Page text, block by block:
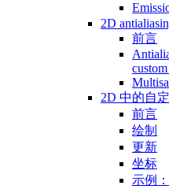
2D
前言
2D 中的自
前言
绘制
更新
坐标
示例